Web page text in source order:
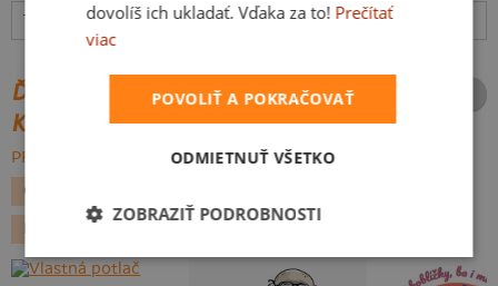
Tabuľka veľkostí: Akú vybrať?
ĎALŠIE POTLAČE Z ROVNAKEJ
KATEGÓRIE
PREHĽADÁVAŤ VŠETKO:
GEEK
PRE UČITEĽOV
dovolíš ich ukladať. Vďaka za to! Prečítať
viac
POVOLIŤ A POKRAČOVAŤ
ODMIETNUŤ VŠETKO
ZOBRAZIŤ PODROBNOSTI